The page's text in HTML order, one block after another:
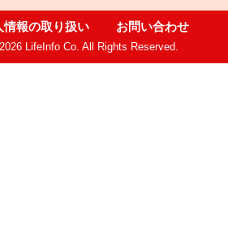
情報の取り扱い お問い合わせ
LifeInfo Co. All Rights Reserved.